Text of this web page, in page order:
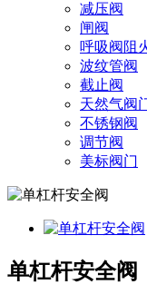
减压阀
闸阀
呼吸阀阻
波纹管阀
截止阀
天然气阀
不锈钢阀
调节阀
美标阀门
单杠杆安全阀